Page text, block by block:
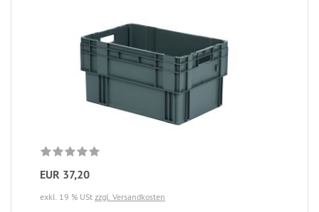
EUR 37,20
exkl. 19 % USt zzgl. Versandkosten